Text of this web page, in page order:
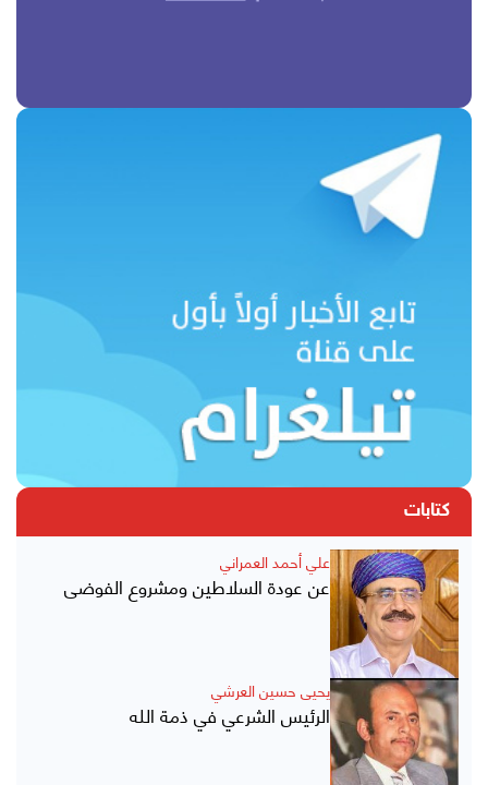
كتابات
علي أحمد العمراني
عن عودة السلاطين ومشروع الفوضى
يحيى حسين العرشي
الرئيس الشرعي في ذمة الله